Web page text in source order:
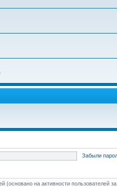
Забыли
(основано на активности пользователей